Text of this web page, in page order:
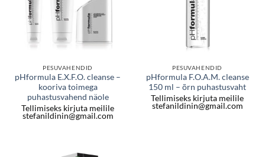
PESUVAHENDID
pHformula E.X.F.O. cleanse –
kooriva toimega
puhastusvahend näole
Tellimiseks kirjuta meilile
stefanildinin@gmail.com
PESUVAHENDID
pHformula F.O.A.M. cleanse
150 ml – õrn puhastusvaht
Tellimiseks kirjuta meilile
stefanildinin@gmail.com